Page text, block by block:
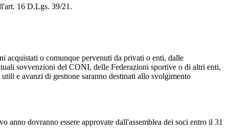
16 D.Lgs. 39/21.
acquistati o comunque pervenuti da privati o enti, dalle
sovvenzioni del CONI, delle Federazioni sportive o di altri enti,
e avanzi di gestione saranno destinati allo svolgimento
dovranno essere approvate dall'assemblea dei soci entro il 31